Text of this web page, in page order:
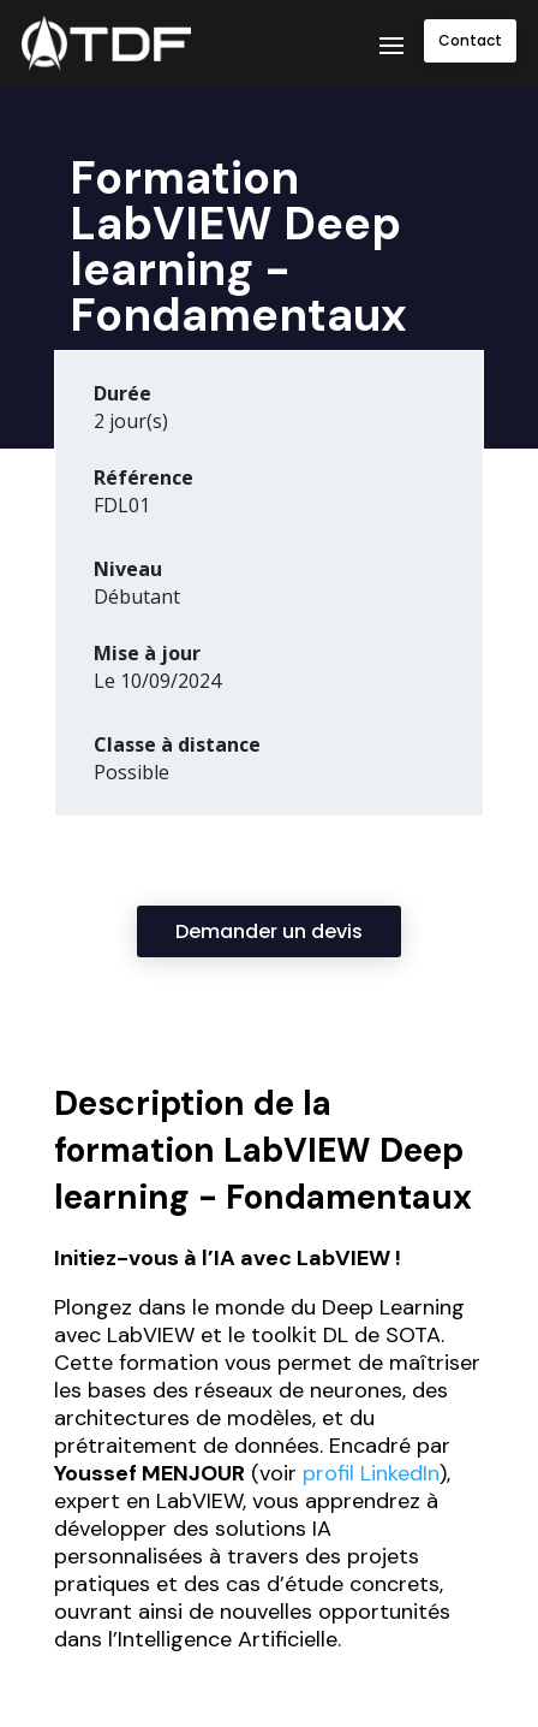
Contact
Formation
LabVIEW Deep
learning -
Fondamentaux
Durée
2 jour(s)
Référence
FDL01
Niveau
Débutant
Mise à jour
Le 10/09/2024
Classe à distance
Possible
Demander un devis
Description de la
formation LabVIEW Deep
learning - Fondamentaux
Initiez-vous à l’IA avec LabVIEW !
Plongez dans le monde du Deep Learning
avec LabVIEW et le toolkit DL de SOTA.
Cette formation vous permet de maîtriser
les bases des réseaux de neurones, des
architectures de modèles, et du
prétraitement de données. Encadré par
Youssef MENJOUR (voir profil LinkedIn),
expert en LabVIEW, vous apprendrez à
développer des solutions IA
personnalisées à travers des projets
pratiques et des cas d’étude concrets,
ouvrant ainsi de nouvelles opportunités
dans l’Intelligence Artificielle.